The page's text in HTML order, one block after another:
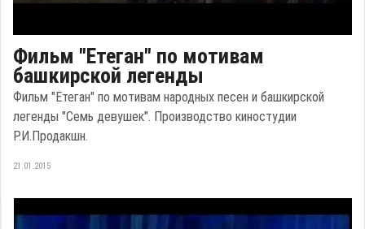
Фильм "Етеган" по мотивам
башкирской легенды
Фильм "Етеган" по мотивам народных песен и башкирской
легенды "Семь девушек". Производство киностудии
Р.И.Продакшн.
21.01.2015